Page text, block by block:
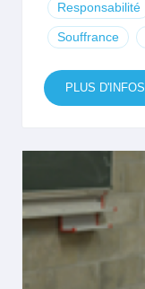
Responsabilité
Souffrance
PLUS D'INFOS